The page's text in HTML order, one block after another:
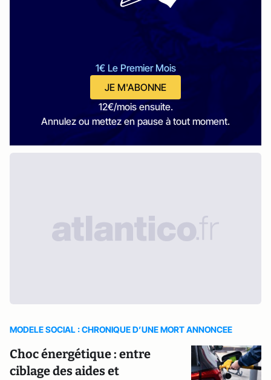
1€ Le Premier Mois
JE M'ABONNE
12€/mois ensuite.
Annulez ou mettez en pause à tout moment.
MODELE SOCIAL : CHRONIQUE D’UNE MORT ANNONCEE
Choc énergétique : entre
ciblage des aides et